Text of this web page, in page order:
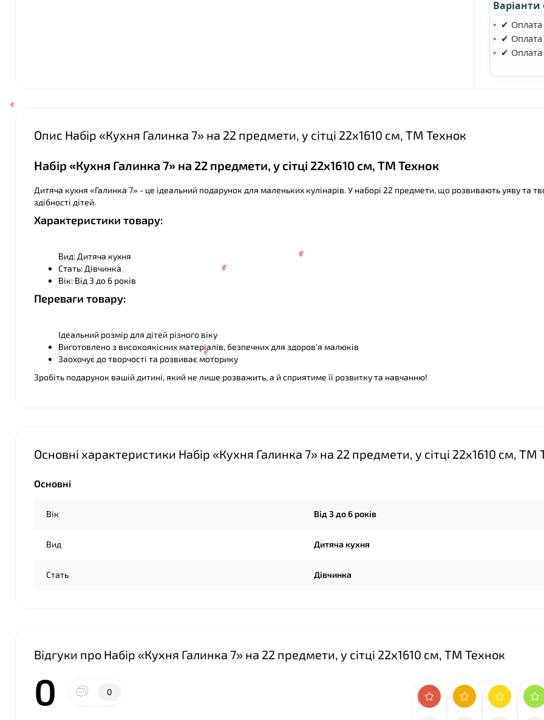
✔ Оплата
✔ Оплата
✔ Оплата
Опис Набір «Кухня Галинка 7» на 22 предмети, у сітці 22х1610 см, ТМ Технок
Набір «Кухня Галинка 7» на 22 предмети, у сітці 22х1610 см, ТМ Технок
Дитяча кухня «Галинка 7» - це ідеальний подарунок для маленьких кулінарів. У наборі 22 предмети, що розвивають уяву та
здібності дітей.
Характеристики товару:
Вид: Дитяча кухня
Стать: Дівчинка
Вік: Від 3 до 6 років
Переваги товару:
Ідеальний розмір для дітей різного віку
Виготовлено з високоякісних матеріалів, безпечних для здоров'я малюків
Заохочує до творчості та розвиває моторику
Зробіть подарунок вашій дитині, який не лише розважить, а й сприятиме її розвитку та навчанню!
Основні характеристики Набір «Кухня Галинка 7» на 22 предмети, у сітці 22х1610 см, ТМ
Основні
Вік Від 3 до 6 років
Вид Дитяча кухня
Стать Дівчинка
Відгуки про Набір «Кухня Галинка 7» на 22 предмети, у сітці 22х1610 см, ТМ Технок
0 0